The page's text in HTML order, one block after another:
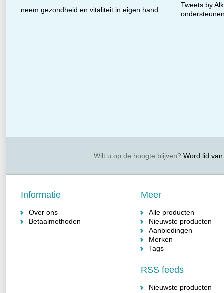
neem gezondheid en vitaliteit in eigen hand
Tweets by
Wilt u op de hoogte blijven?Word lid van
Informatie
Over ons
Betaalmethoden
Meer
Alle producten
Nieuwste producten
Aanbiedingen
Merken
Tags
RSS feeds
Nieuwste producten